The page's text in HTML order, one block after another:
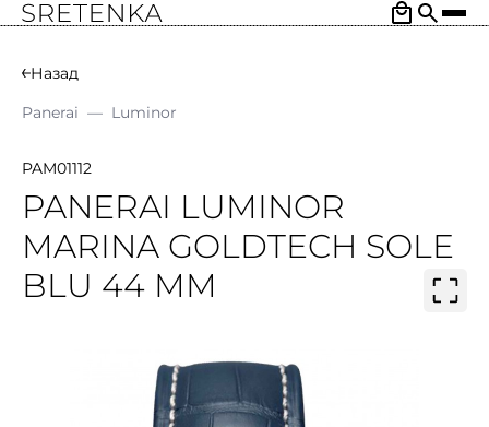
Назад
Panerai — Luminor
PAM01112
PANERAI LUMINOR
MARINA GOLDTECH SOLE
BLU 44 MM